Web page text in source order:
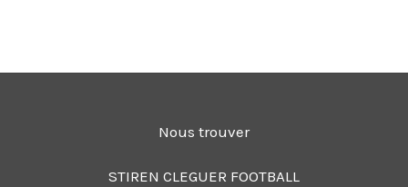
Nous trouver
STIREN CLEGUER FOOTBALL